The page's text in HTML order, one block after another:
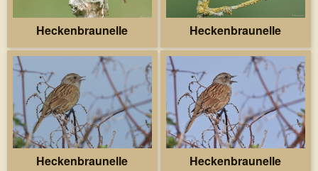
Heckenbraunelle Heckenbraunelle
Heckenbraunelle Heckenbraunelle